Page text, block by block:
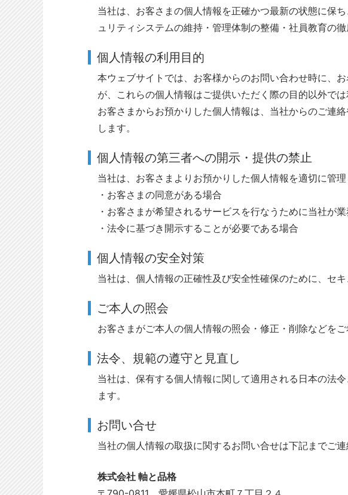
当社は、お客さまの個人情報を正確かつ最新の状態に保
ュリティシステムの維持・管理体制の整備・社員教育の
個人情報の利用目的
本ウェブサイトでは、お客様からのお問い合わせ時に、
が、これらの個人情報はご提供いただく際の目的以外では
お客さまからお預かりした個人情報は、当社からのご連
します。
個人情報の第三者への開示・提供の禁止
当社は、お客さまよりお預かりした個人情報を適切に管
・お客さまの同意がある場合
・お客さまが希望されるサービスを行なうために当社が
・法令に基づき開示することが必要である場合
個人情報の安全対策
当社は、個人情報の正確性及び安全性確保のために、セ
ご本人の照会
お客さまがご本人の個人情報の照会・修正・削除などを
法令、規範の遵守と見直し
当社は、保有する個人情報に関して適用される日本の法
ます。
お問い合せ
当社の個人情報の取扱に関するお問い合せは下記までご連
株式会社 軸と品格